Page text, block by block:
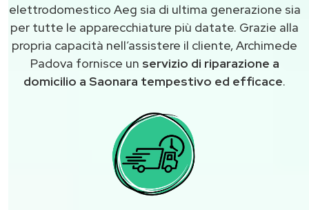
elettrodomestico Aeg sia di ultima generazione sia
per tutte le apparecchiature più datate. Grazie alla
propria capacità nell’assistere il cliente, Archimede
Padova fornisce un servizio di riparazione a
domicilio a Saonara tempestivo ed efficace.